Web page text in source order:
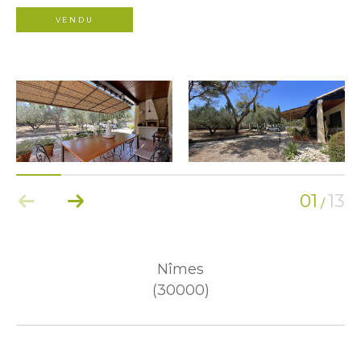
VENDU
01 /13
Nîmes
(30000)